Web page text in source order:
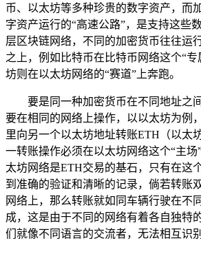
币、以太坊等多种珍贵的数字资产，而
字资产运行的“高速公路”，是支持这些
层区块链网络，不同的加密货币往往运
之上，例如比特币在比特币网络这个“
坊则在以太坊网络的“赛道”上奔跑。
要是同一种加密货币在不同地址之
要在相同的网络上操作，以以太坊为例
里向另一个以太坊地址转账ETH（以太
一转账操作必须在以太坊网络这个“主场
太坊网络是ETH交易的基石，只有在这
到准确的验证和清晰的记录，倘若转账
网络上，那么转账就如同车辆行驶在不
成，这是由于不同的网络有着各自独特
们就像不同语言的交流者，无法相互识